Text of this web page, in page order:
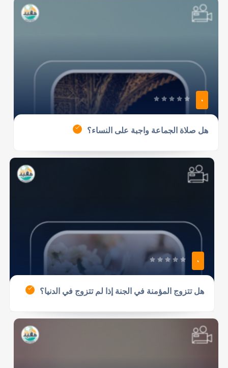
0
هل صلاة الجماعة واجبة على النساء؟
0
هل تتزوج المؤمنة في الجنة إذا لم تتزوج في الدنيا؟